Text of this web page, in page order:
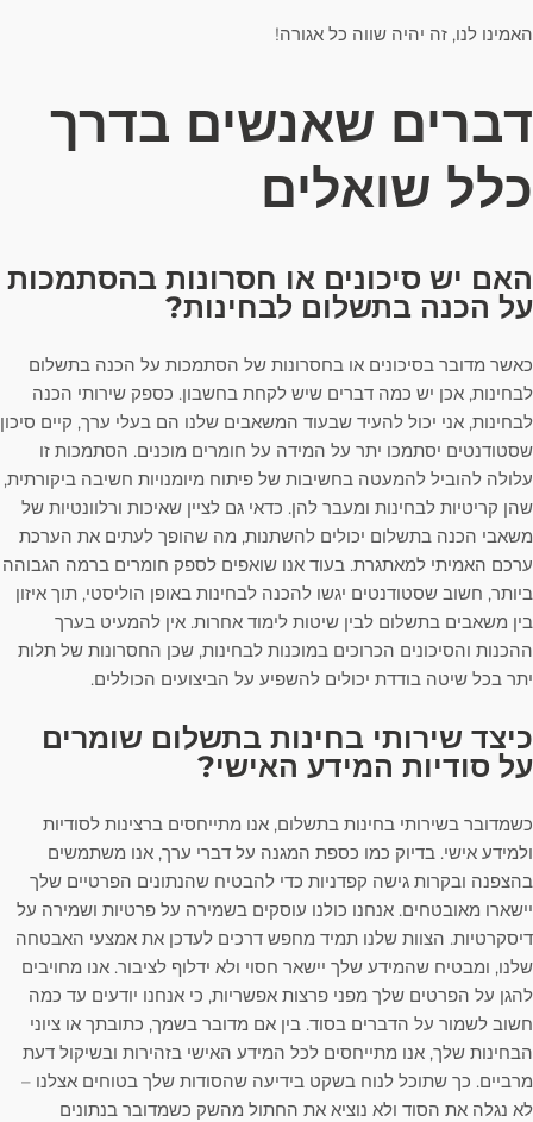
האמינו לנו, זה יהיה שווה כל אגורה!
דברים שאנשים בדרך
כלל שואלים
האם יש סיכונים או חסרונות בהסתמכות
על הכנה בתשלום לבחינות?
כאשר מדובר בסיכונים או בחסרונות של הסתמכות על הכנה בתשלום
לבחינות, אכן יש כמה דברים שיש לקחת בחשבון. כספק שירותי הכנה
לבחינות, אני יכול להעיד שבעוד המשאבים שלנו הם בעלי ערך, קיים סיכון
שסטודנטים יסתמכו יתר על המידה על חומרים מוכנים. הסתמכות זו
עלולה להוביל להמעטה בחשיבות של פיתוח מיומנויות חשיבה ביקורתית,
שהן קריטיות לבחינות ומעבר להן. כדאי גם לציין שאיכות ורלוונטיות של
משאבי הכנה בתשלום יכולים להשתנות, מה שהופך לעתים את הערכת
ערכם האמיתי למאתגרת. בעוד אנו שואפים לספק חומרים ברמה הגבוהה
ביותר, חשוב שסטודנטים יגשו להכנה לבחינות באופן הוליסטי, תוך איזון
בין משאבים בתשלום לבין שיטות לימוד אחרות. אין להמעיט בערך
ההכנות והסיכונים הכרוכים במוכנות לבחינות, שכן החסרונות של תלות
יתר בכל שיטה בודדת יכולים להשפיע על הביצועים הכוללים.
כיצד שירותי בחינות בתשלום שומרים
על סודיות המידע האישי?
כשמדובר בשירותי בחינות בתשלום, אנו מתייחסים ברצינות לסודיות
ולמידע אישי. בדיוק כמו כספת המגנה על דברי ערך, אנו משתמשים
בהצפנה ובקרות גישה קפדניות כדי להבטיח שהנתונים הפרטיים שלך
יישארו מאובטחים. אנחנו כולנו עוסקים בשמירה על פרטיות ושמירה על
דיסקרטיות. הצוות שלנו תמיד מחפש דרכים לעדכן את אמצעי האבטחה
שלנו, ומבטיח שהמידע שלך יישאר חסוי ולא ידלוף לציבור. אנו מחויבים
להגן על הפרטים שלך מפני פרצות אפשריות, כי אנחנו יודעים עד כמה
חשוב לשמור על הדברים בסוד. בין אם מדובר בשמך, כתובתך או ציוני
הבחינות שלך, אנו מתייחסים לכל המידע האישי בזהירות ובשיקול דעת
מרביים. כך שתוכל לנוח בשקט בידיעה שהסודות שלך בטוחים אצלנו –
לא נגלה את הסוד ולא נוציא את החתול מהשק כשמדובר בנתונים